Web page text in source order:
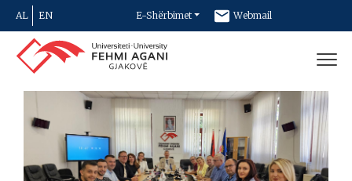
AL EN E-Shërbimet Webmail
Newsletter